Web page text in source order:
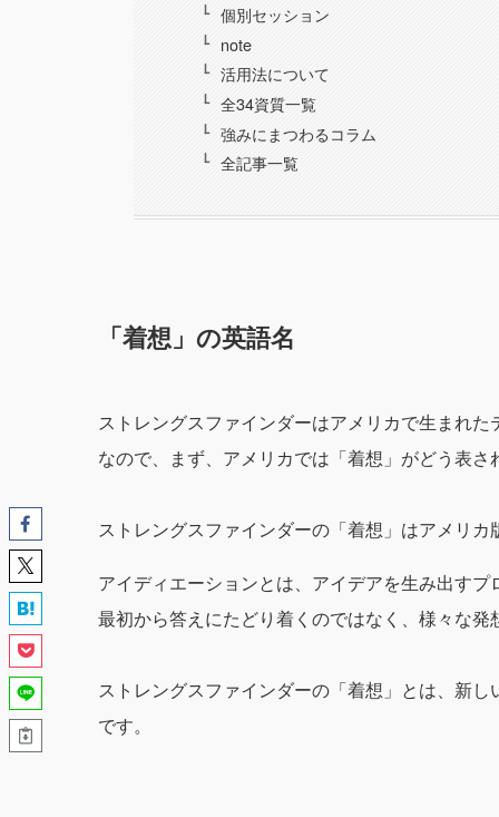
個別セッション
note
活用法について
全34資質一覧
強みにまつわるコラム
全記事一覧
「着想」の英語名
ストレングスファインダーはアメリカで生まれた
なので、まず、アメリカでは「着想」がどう表
ストレングスファインダーの「着想」はアメリカ
アイディエーションとは、アイデアを生み出すプ
最初から答えにたどり着くのではなく、様々な
ストレングスファインダーの「着想」とは、新
です。